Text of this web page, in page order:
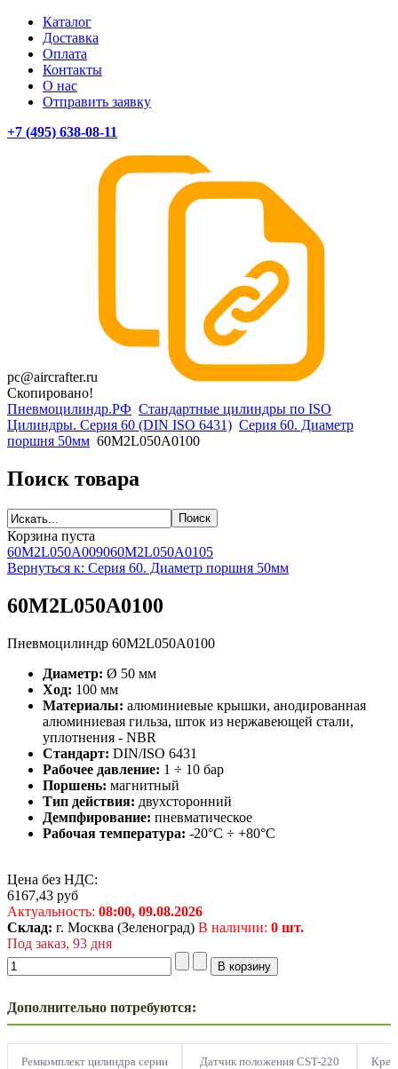
Каталог
Доставка
Оплата
Контакты
О нас
Отправить заявку
+7 (495) 638-08-11
pc@aircrafter.ru
Скопировано!
Пневмоцилиндр.РФ Стандартные цилиндры по ISO
Цилиндры. Серия 60 (DIN ISO 6431) Серия 60. Диаметр
поршня 50мм 60M2L050A0100
Поиск товара
Корзина пуста
60M2L050A009060M2L050A0105
Вернуться к: Серия 60. Диаметр поршня 50мм
60M2L050A0100
Пневмоцилиндр 60M2L050A0100
Диаметр: Ø 50 мм
Ход: 100 мм
Материалы: алюминиевые крышки, анодированная
алюминиевая гильза, шток из нержавеющей стали,
уплотнения - NBR
Стандарт: DIN/ISO 6431
Рабочее давление: 1 ÷ 10 бар
Поршень: магнитный
Тип действия: двухсторонний
Демпфирование: пневматическое
Рабочая температура: -20°C ÷ +80°C
Цена без НДС:
6167,43 руб
Актуальность: 08:00, 09.08.2026
Склад: г. Москва (Зеленоград) В наличии: 0 шт.
Под заказ, 93 дня
Дополнительно потребуются:
Ремкомплект цилиндра серии
Датчик положения CST-220